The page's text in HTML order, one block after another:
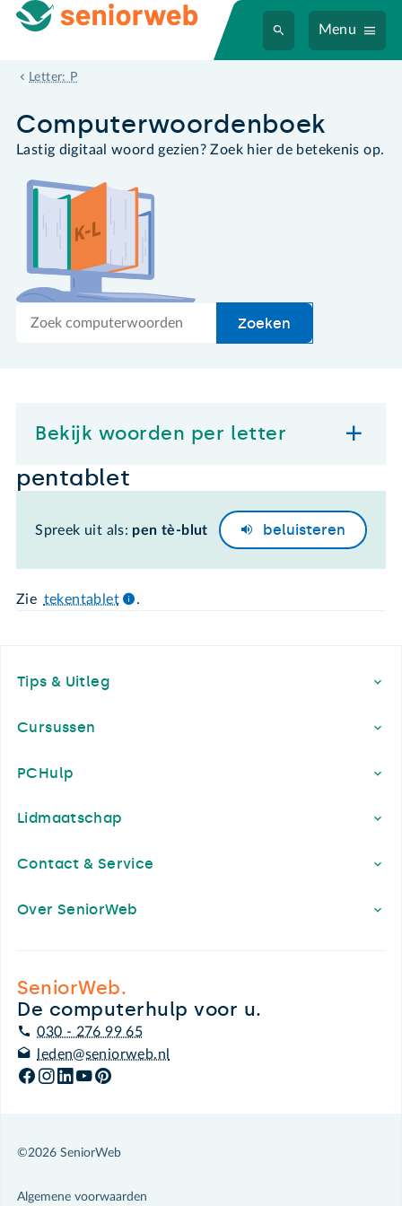
Menu
Letter: P
pentablet
Computer­woordenboek
Lastig digitaal woord gezien? Zoek hier de betekenis op.
Zoek
Zoeken
Bekijk woorden per letter
pentablet
Spreek uit als: pen tè-blut beluisteren
Zie tekentablet .
Tips & Uitleg
Cursussen
PCHulp
Lidmaatschap
Contact & Service
Over SeniorWeb
SeniorWeb.
De computerhulp voor u.
030 - 276 99 65
leden@seniorweb.nl
©2026 SeniorWeb
Algemene voorwaarden